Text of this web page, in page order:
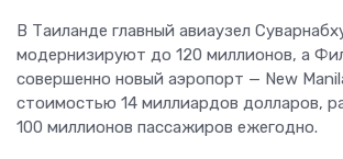
В Таиланде главный авиаузел
модернизируют до 120 миллионов, а
совершенно новый аэропорт — New
стоимостью 14 миллиардов долларов,
100 миллионов пассажиров ежегодно.